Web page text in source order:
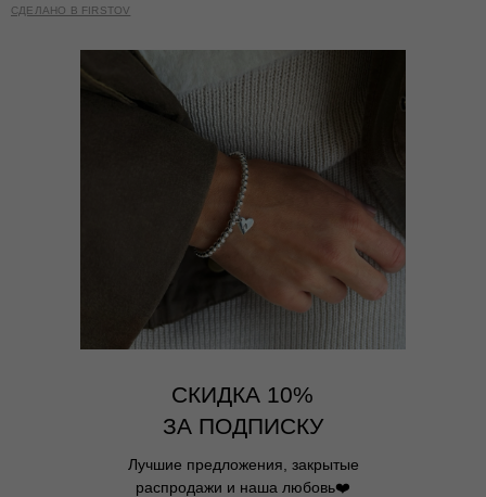
СДЕЛАНО В FIRSTOV
СКИДКА 10%
ЗА ПОДПИСКУ
Лучшие предложения, закрытые
распродажи и наша любовь❤️